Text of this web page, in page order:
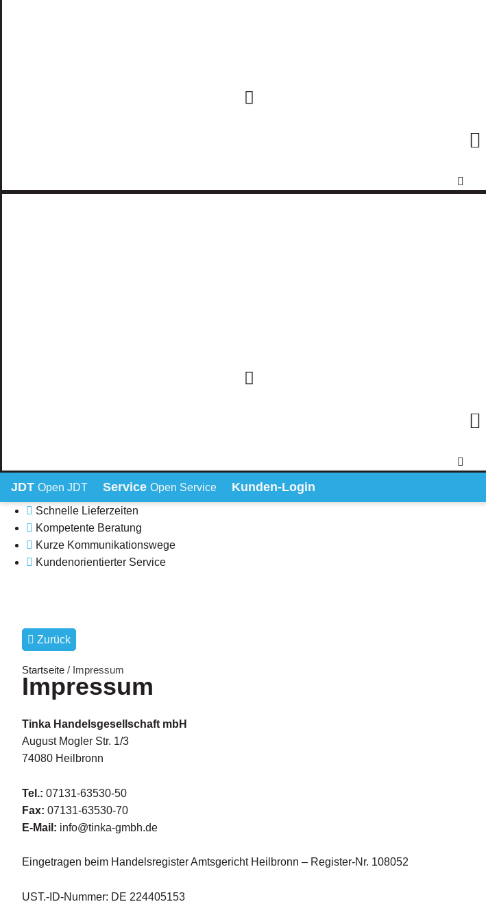
JDT Open JDT Service Open Service Kunden-Login
Schnelle Lieferzeiten
Kompetente Beratung
Kurze Kommunikationswege
Kundenorientierter Service
Zurück
Startseite / Impressum
Impressum
Tinka Handelsgesellschaft mbH
August Mogler Str. 1/3
74080 Heilbronn
Tel.: 07131-63530-50
Fax: 07131-63530-70
E-Mail: info@tinka-gmbh.de
Eingetragen beim Handelsregister Amtsgericht Heilbronn – Register-Nr. 108052
UST.-ID-Nummer: DE 224405153